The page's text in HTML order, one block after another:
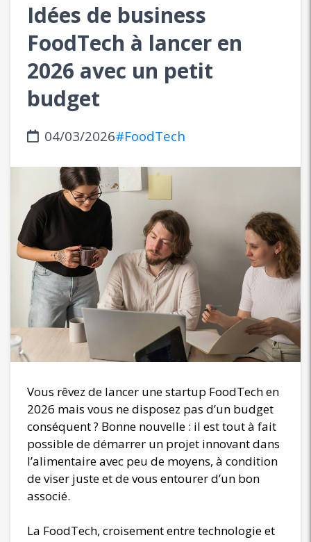
Idées de business
FoodTech à lancer en
2026 avec un petit
budget
04/03/2026#FoodTech
Vous rêvez de lancer une startup FoodTech en
2026 mais vous ne disposez pas d’un budget
conséquent ? Bonne nouvelle : il est tout à fait
possible de démarrer un projet innovant dans
l’alimentaire avec peu de moyens, à condition
de viser juste et de vous entourer d’un bon
associé.
La FoodTech, croisement entre technologie et